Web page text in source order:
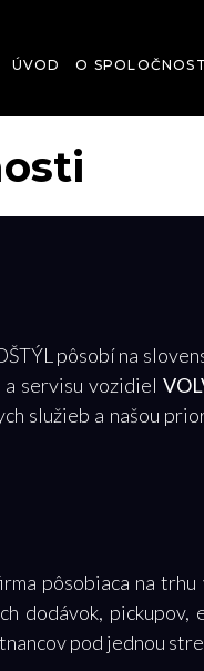
ÚVOD O
pôsobí na
servisu vozidiel
služieb a našou
pôsobiaca na
dodávok,
pod jednou